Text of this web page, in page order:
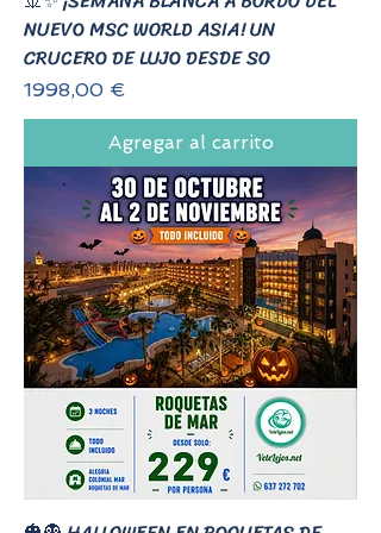
NUEVO MSC WORLD ASIA! UN
CRUCERO DE LUJO DESDE SO
Precio
1998,00 €
Agregar al carrito